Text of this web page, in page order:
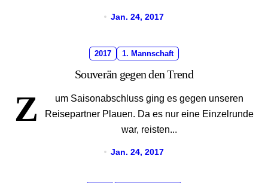
Jan. 24, 2017
2017 1. Mannschaft
Souverän gegen den Trend
Z
um Saisonabschluss ging es gegen unseren
Reisepartner Plauen. Da es nur eine Einzelrunde
war, reisten...
Jan. 24, 2017